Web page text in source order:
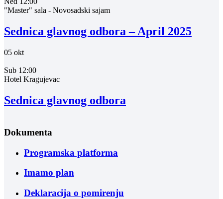
"Master" sala - Novosadski sajam
Sednica glavnog odbora – April 2025
05 okt
Sub 12:00
Hotel Kragujevac
Sednica glavnog odbora
Dokumenta
Programska platforma
Imamo plan
Deklaracija o pomirenju